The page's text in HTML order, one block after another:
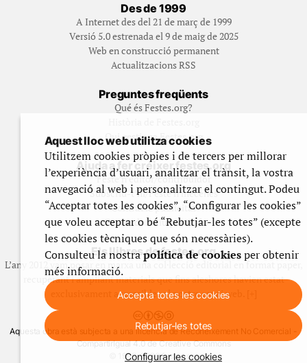
Des de 1999
A Internet des del 21 de març de 1999
Versió 5.0 estrenada el 9 de maig de 2025
Web en construcció permanent
Actualitzacions RSS
Preguntes freqüents
Qué és Festes.org?
Qui gestiona Festes.org
Ajuda a fer créixer festes.org
Feste’n editor/contribuidor
Subscriu-t’hi/Feste’n mecenes
Contracta publicitat
Fes un donatiu puntual
Els llibres de festes.org
L’any 2012 vam posar en marxa una col·lecció editorial en format paper,
recuperant i ampliant materials que fins aleshores havien estat
exclusivament accessibles al nostre espai web. [+]
Aquesta obra està subjecta a una llicència de Reconeixement No Comercial -
CompartirIgual 4.0 de Creative Commons
© 1999-2026 festes.org
Aquest lloc web utilitza cookies
Utilitzem cookies pròpies i de tercers per millorar
l’experiència d’usuari, analitzar el trànsit, la vostra
navegació al web i personalitzar el contingut. Podeu
“Acceptar totes les cookies”, “Configurar les cookies”
que voleu acceptar o bé “Rebutjar-les totes” (excepte
les cookies tècniques que són necessàries).
Consulteu la nostrapolítica de cookiesper obtenir
més informació.
Accepta totes les cookies
Rebutjar-les totes
Configurar les cookies